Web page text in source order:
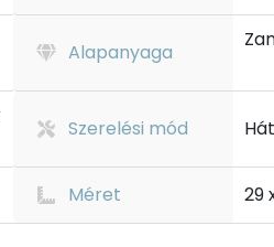
Alapanyaga
Szerelési mód
Méret 29